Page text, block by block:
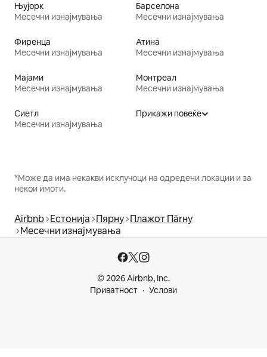
Њујорк
Месечни изнајмувања
Барселона
Месечни изнајмувања
Фиренца
Месечни изнајмувања
Атина
Месечни изнајмувања
Мајами
Месечни изнајмувања
Монтреал
Месечни изнајмувања
Сиетл
Месечни изнајмувања
Прикажи повеќе
*Може да има некакви исклучоци на одредени локации и за
некои имоти.
Airbnb Естонија Пярну Плажот Пärну
Месечни изнајмувања
© 2026 Airbnb, Inc.
Приватност
Услови